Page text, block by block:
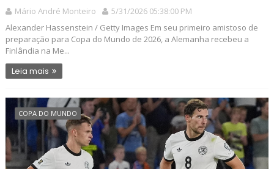
Mário André Monteiro
5/31/2026 05:38:00 PM
Alexander Hassenstein / Getty Images Em seu primeiro amistoso de
preparação para Copa do Mundo de 2026, a Alemanha recebeu a
Finlândia na Me...
Leia mais
COPA DO MUNDO